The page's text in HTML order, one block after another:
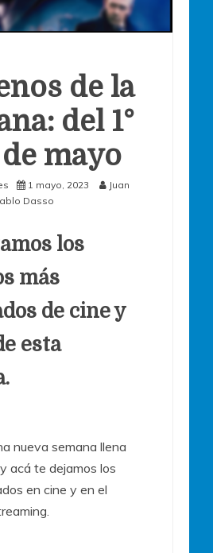
de la
del 1°
mayo
1 mayo, 2023
Juan
Dasso
los
más
de cine y
esta
nueva semana llena
acá te dejamos los
en cine y en el